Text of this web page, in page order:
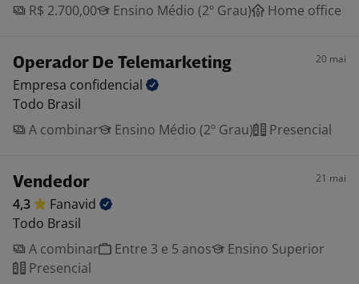
R$ 2.700,00
Ensino Médio (2º Grau) Home office
Operador De Telemarketing 20 mai
Empresa confidencial
Todo Brasil
A combinar
Ensino Médio (2º Grau) Presencial
Vendedor 21 mai
4,3
Fanavid
Todo Brasil
A combinar
Entre 3 e 5 anos
Ensino Superior
Presencial